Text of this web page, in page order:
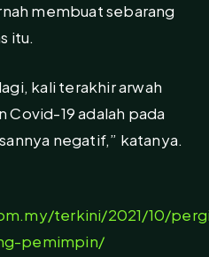
membuat sebarang
itu.
kali terakhir arwah
Covid-19 adalah pada
negatif,” katanya.
terkini/2021/10/
pemimpin/